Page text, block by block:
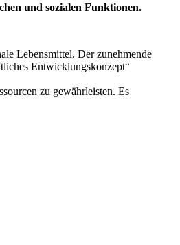
und sozialen Funktionen.
Lebensmittel. Der zunehmende
Entwicklungskonzept“
zu gewährleisten. Es